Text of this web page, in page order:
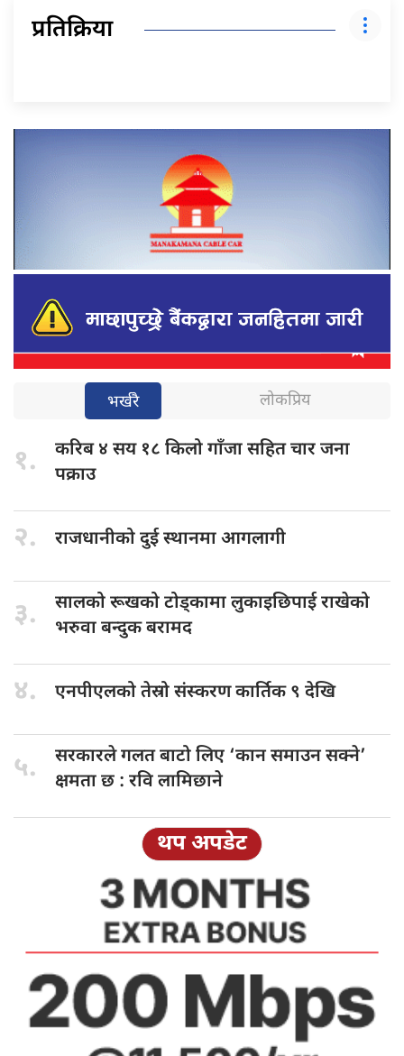
प्रतिक्रिया
भर्खरै लोकप्रिय
१. करिब ४ सय १८ किलो गाँजा सहित चार जना
पक्राउ
२. राजधानीको दुईस्थानमा आगलागी
३. सालको रूखकोटोड्कामा लुकाइछिपाई राखेको
भरुवा बन्दुक बरामद
४. एनपीएलको तेस्रोसंस्करण कार्तिक ९ देखि
५. सरकारले गलतबाटो लिए ‘कान समाउन सक्ने’
क्षमता छ : रवि लामिछाने
थप अपडेट